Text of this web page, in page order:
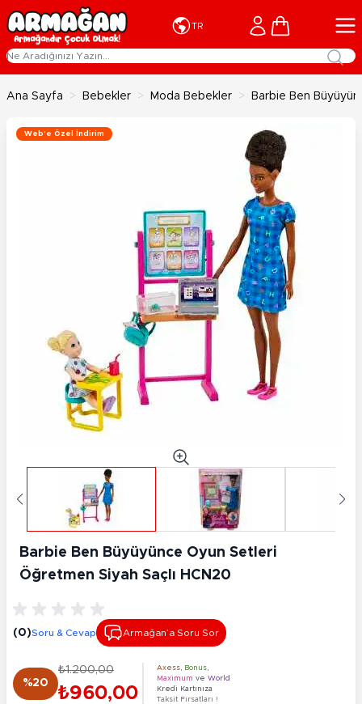
İçeriğe geç
TR Cart
Ana Sayfa > Bebekler > Moda Bebekler > Barbie Ben
Web'e Özel İndirim
Barbie Ben Büyüyünce Oyun Setleri
Öğretmen Siyah Saçlı HCN20
(0)Soru & Cevap Armağan’a Soru Sor
%20
₺1.200,00
₺960,00
Axess Bonus
Maximum ve World
Kredi Kartınıza
Taksit Fırsatları !